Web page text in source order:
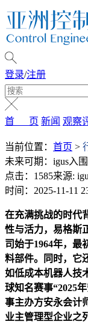
登录/注册
首 页 新闻 观察
当前位置： 首页 >
未来可期：igus入
点击：1585来源:
时间：2025-11-11
在充满挑战的时代
性与活力，易格斯
司始于1964年，最
料部件。同时，它
如低成本机器人技
球知名赛事“2025
事主办方安永会计
业主管理型企业之